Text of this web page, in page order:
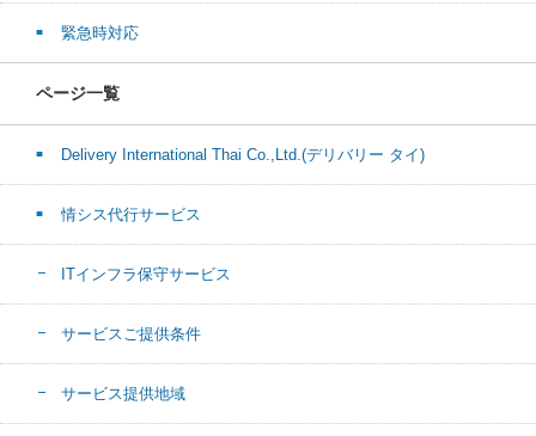
緊急時対応
ページ一覧
Delivery International Thai Co.,Ltd.(デリバリー タイ)
情シス代行サービス
ITインフラ保守サービス
サービスご提供条件
サービス提供地域